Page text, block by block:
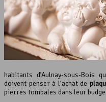
habitants d’Aulnay-sous-Bois
doivent penser à l’achat de
pierres tombales dans leur